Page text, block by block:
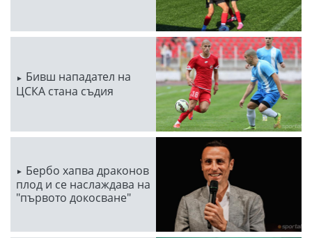
Бивш нападател на
ЦСКА стана съдия
Бербо хапва драконов
плод и се наслаждава на
"първото докосване"